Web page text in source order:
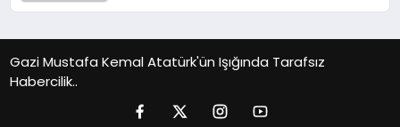
Gazi Mustafa Kemal Atatürk'ün Işığında Tarafsız
Habercilik..